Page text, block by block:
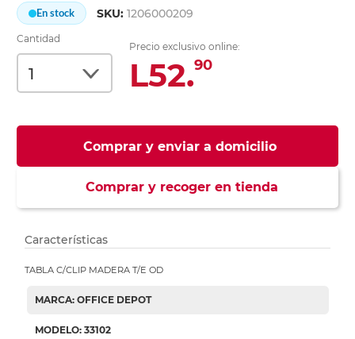
En stock SKU:1206000209
Cantidad
Precio exclusivo online:
L52.90
Comprar y enviar a domicilio
Comprar y recoger en tienda
Características
TABLA C/CLIP MADERA T/E OD
MARCA: OFFICE DEPOT
MODELO: 33102